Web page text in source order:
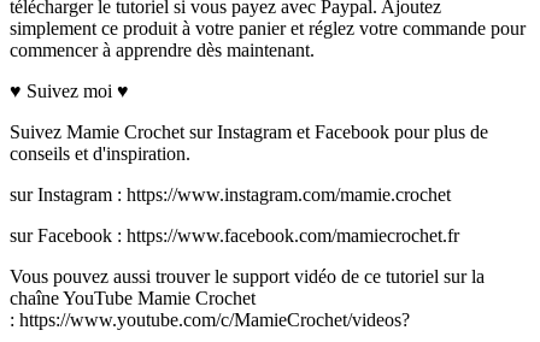
télécharger le tutoriel si vous payez avec Paypal. Ajoutez
simplement ce produit à votre panier et réglez votre commande pour
commencer à apprendre dès maintenant.
♥ Suivez moi ♥
Suivez Mamie Crochet sur Instagram et Facebook pour plus de
conseils et d'inspiration.
sur Instagram : https://www.instagram.com/mamie.crochet
sur Facebook : https://www.facebook.com/mamiecrochet.fr
Vous pouvez aussi trouver le support vidéo de ce tutoriel sur la
chaîne YouTube Mamie Crochet
: https://www.youtube.com/c/MamieCrochet/videos?